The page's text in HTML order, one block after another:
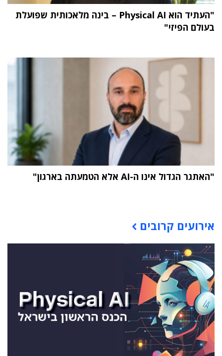
"העתיד הוא Physical AI – בינה מלאכותית שפועלת
בעולם הפיזי"
"האתגר הגדול אינו ה-AI אלא הטמעתה בארגון"
אירועים קרובים